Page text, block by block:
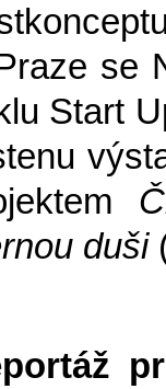
se
Start
duši